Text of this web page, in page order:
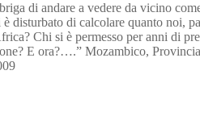
di andare a vedere da vicino
disturbato di calcolare quanto noi,
Chi si è permesso per anni di
E ora?….” Mozambico,